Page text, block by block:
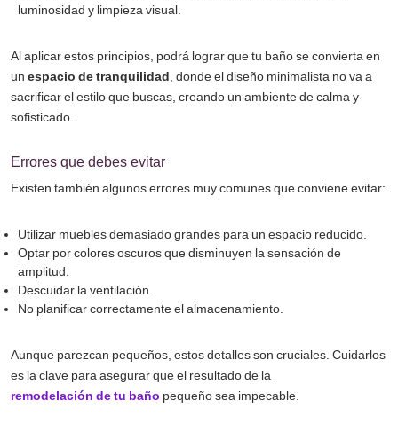
luminosidad y limpieza visual.
Al aplicar estos principios, podrá lograr que tu baño se convierta en
un espacio de tranquilidad, donde el diseño minimalista no va a
sacrificar el estilo que buscas, creando un ambiente de calma y
sofisticado.
Errores que debes evitar
Existen también algunos errores muy comunes que conviene evitar:
Utilizar muebles demasiado grandes para un espacio reducido.
Optar por colores oscuros que disminuyen la sensación de
amplitud.
Descuidar la ventilación.
No planificar correctamente el almacenamiento.
Aunque parezcan pequeños, estos detalles son cruciales. Cuidarlos
es la clave para asegurar que el resultado de la
remodelación de tu baño pequeño sea impecable.